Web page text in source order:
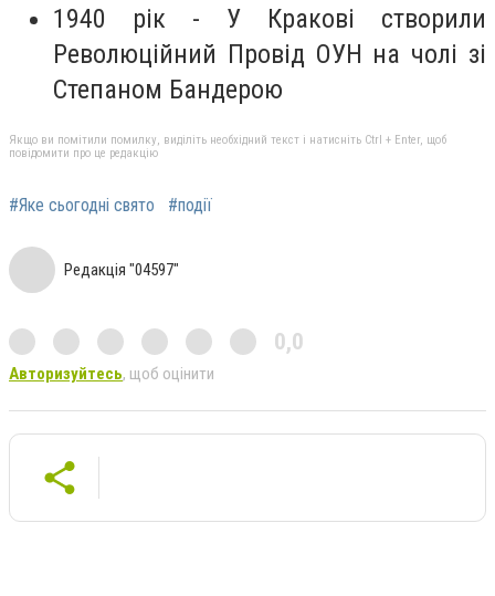
1940 рік - У Кракові створили
Революційний Провід ОУН на чолі зі
Степаном Бандерою
Якщо ви помітили помилку, виділіть необхідний текст і натисніть Ctrl + Enter, щоб
повідомити про це редакцію
#Яке сьогодні свято #події
Редакція "04597"
0,0
Авторизуйтесь, щоб оцінити